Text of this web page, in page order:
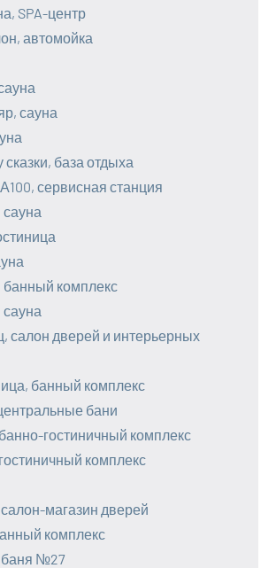
SPA-центр
автомойка
сауна
сказки, база отдыха
сервисная станция
комплекс
салон дверей и интерьерных
банный комплекс
бани
гостиничный комплекс
комплекс
магазин дверей
комплекс
баня №27